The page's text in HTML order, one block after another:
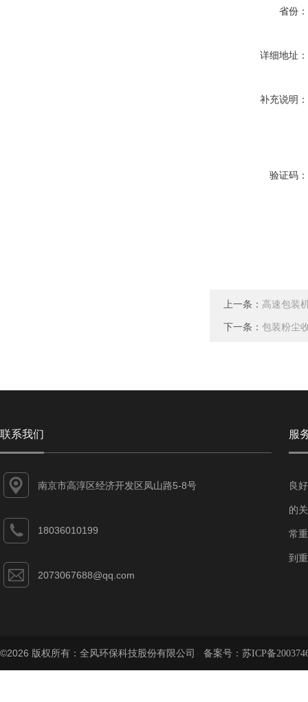
省份：
详细地址：
补充说明：
验证码：
上一条： 高速包装
下一条： 包装粉尘
联系我们
南京市高淳区经济开发区凤山路5-8号
18036010199
2073067688@qq.com
服
良
的
常
到
©2026 版权所有：全风环保科技股份有限公司 备案号： 苏ICP备